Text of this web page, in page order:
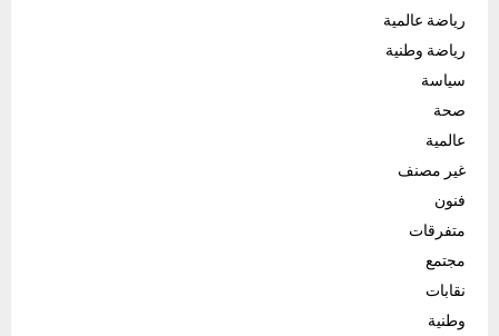
رياضة عالمية
رياضة وطنية
سياسة
صحة
عالمية
غير مصنف
فنون
متفرقات
مجتمع
نقابات
وطنية